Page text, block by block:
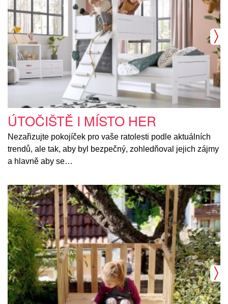
ÚTOČIŠTĚ I MÍSTO HER
Nezařizujte pokojíček pro vaše ratolesti podle aktuálních
trendů, ale tak, aby byl bezpečný, zohledňoval jejich zájmy
a hlavně aby se…